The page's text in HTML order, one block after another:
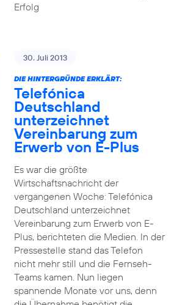
Erfolg
30. Juli 2013
DIE HINTERGRÜNDE ERKLÄRT:
Telefónica
Deutschland
unterzeichnet
Vereinbarung zum
Erwerb von E-Plus
Es war die größte
Wirtschaftsnachricht der
vergangenen Woche: Telefónica
Deutschland unterzeichnet
Vereinbarung zum Erwerb von E-
Plus, berichteten die Medien. In der
Pressestelle stand das Telefon
nicht mehr still und die Fernseh-
Teams kamen. Nun liegen
spannende Monate vor uns, denn